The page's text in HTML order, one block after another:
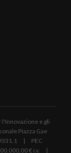
e gli
Piazza Gae
| PEC
€ i.v. |